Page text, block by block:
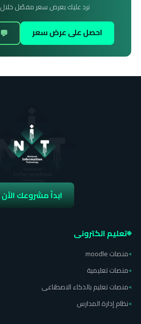
نرد عليك بعرض سعر مفصّل خلال 24 ساعة
احصل على عرض سعر 💬 WhatsApp
ابدأ مشروعك الأن
تعليم الكترونى
◂منصات moodle
◂منصات تعليمية
◂منصات تعليم بالذكاء الاصطناعى
◂نظام إدارة المدارس